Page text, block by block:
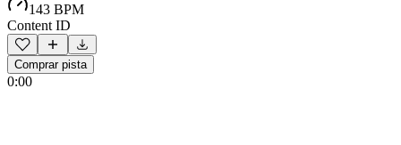
143 BPM
Content ID
Comprar pista
0:00